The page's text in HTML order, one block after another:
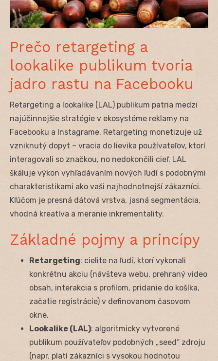
Prečo retargeting a
lookalike publikum tvoria
jadro rastu na Facebooku
Retargeting a lookalike (LAL) publikum patria medzi
najúčinnejšie stratégie v ekosystéme reklamy na
Facebooku a Instagrame. Retargeting monetizuje už
vzniknutý dopyt – vracia do lievika používateľov, ktorí
interagovali so značkou, no nedokončili cieľ. LAL
škáluje výkon vyhľadávaním nových ľudí s podobnými
charakteristikami ako vaši najhodnotnejší zákazníci.
Kľúčom je presná dátová vrstva, jasná segmentácia,
vhodná kreatíva a meranie inkrementality.
Základné pojmy a princípy
Retargeting: cielite na ľudí, ktorí vykonali
konkrétnu akciu (návšteva webu, prehraný video
obsah, interakcia s profilom, pridanie do košíka,
začatie registrácie) v definovanom časovom
okne.
Lookalike (LAL): algoritmicky vytvorené
publikum používateľov podobných „seed“ zdroju
(napr. platí zákazníci s vysokou hodnotou